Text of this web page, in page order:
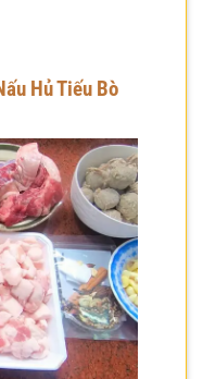
Hủ Tiếu Bò